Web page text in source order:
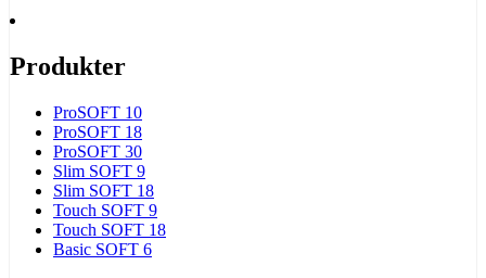
Produkter
ProSOFT 10
ProSOFT 18
ProSOFT 30
Slim SOFT 9
Slim SOFT 18
Touch SOFT 9
Touch SOFT 18
Basic SOFT 6